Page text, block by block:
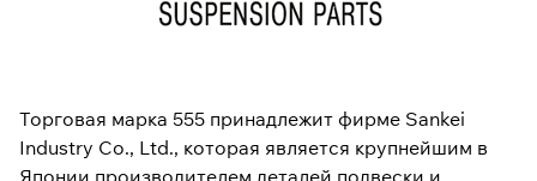
Торговая марка 555 принадлежит фирме Sankei
Industry Co., Ltd., которая является крупнейшим в
Японии производителем деталей подвески и